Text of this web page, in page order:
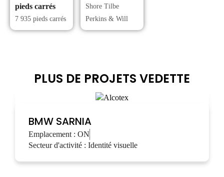
pieds carrés
7 935 pieds carrés
Shore Tilbe
Perkins & Will
PLUS DE PROJETS VEDETTE
BMW SARNIA
Emplacement : ON
Secteur d'activité : Identité visuelle